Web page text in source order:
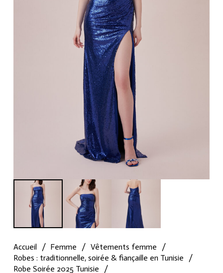
Accueil / Femme / Vêtements femme
/
Robes : traditionnelle, soirée & fiançaille en Tunisie
/
Robe Soirée 2025 Tunisie
/